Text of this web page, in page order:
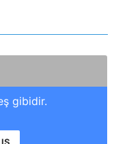
gibidir.